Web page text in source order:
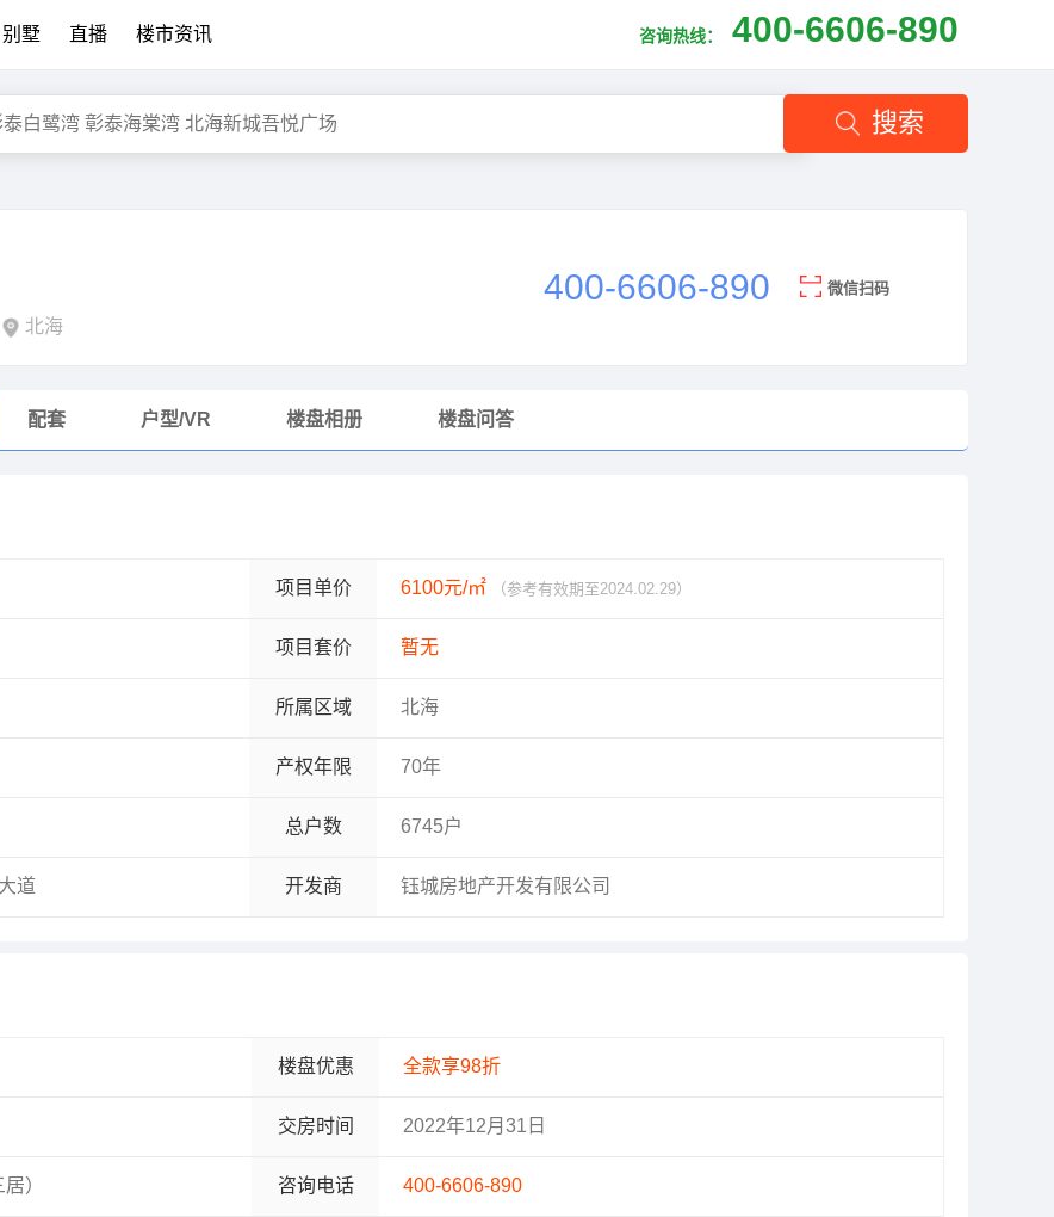
别墅 直播 楼市资讯 咨询热线： 400-6606-890
搜索
北海
400-6606-890 微信扫码
配套 户型/VR 楼盘相册 楼盘问答
项目单价 6100元/㎡ （参考有效期至2024.02.29）
项目套价 暂无
所属区域 北海
产权年限 70年
总户数 6745户
道 开发商 钰城房地产开发有限公司
楼盘优惠 全款享98折
交房时间 2022年12月31日
） 咨询电话 400-6606-890